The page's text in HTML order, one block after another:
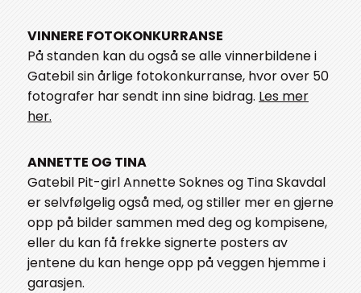
VINNERE FOTOKONKURRANSE
På standen kan du også se alle vinnerbildene i
Gatebil sin årlige fotokonkurranse, hvor over 50
fotografer har sendt inn sine bidrag. Les mer
her.
ANNETTE OG TINA
Gatebil Pit-girl Annette Soknes og Tina Skavdal
er selvfølgelig også med, og stiller mer en gjerne
opp på bilder sammen med deg og kompisene,
eller du kan få frekke signerte posters av
jentene du kan henge opp på veggen hjemme i
garasjen.